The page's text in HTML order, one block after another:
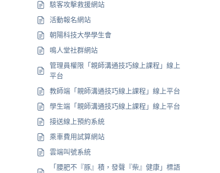
駭客攻擊救援網站
活動報名網站
朝陽科技大學學生會
鳴人堂社群網站
管理員權限「親師溝通技巧線上課程」線上
平台
教師端「親師溝通技巧線上課程」線上平台
學生端「親師溝通技巧線上課程」線上平台
接送線上預約系統
乘車費用試算網站
雲端叫號系統
「腰肥不『豚』積，發聲『柴』健康」標語